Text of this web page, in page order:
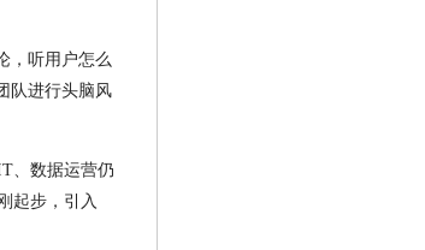
，听用户怎么
队进行头脑风
、数据运营仍
起步，引入